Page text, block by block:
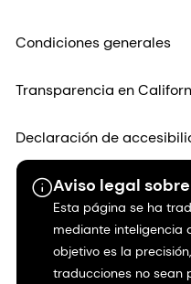
Aviso legal
Esta página se ha
mediante inteligencia
objetivo es la
traducciones no sean
Condiciones generales
Transparencia en
Declaración de
Información jurídica
Mapa del sitio